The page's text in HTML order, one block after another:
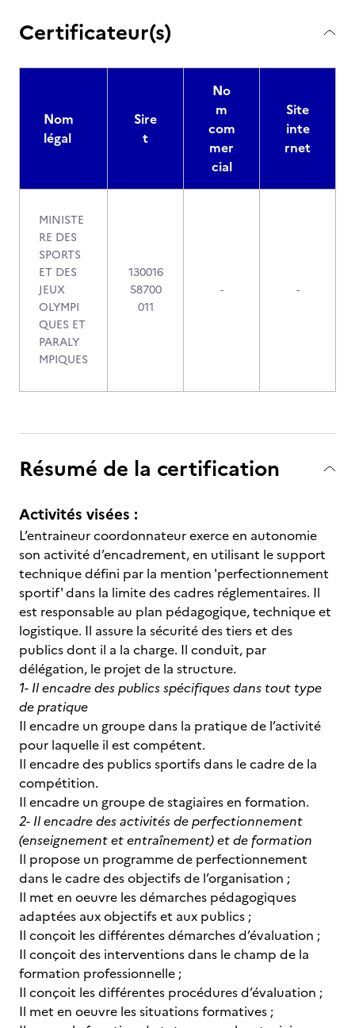
Certificateur(s)
Nom
légal
Sire
t
No
m
com
mer
cial
Site
inte
rnet
MINISTE
RE DES
SPORTS
ET DES
JEUX
OLYMPI
QUES ET
PARALY
MPIQUES
130016
58700
011
- -
Résumé de la certification
Activités visées :
L’entraineur coordonnateur exerce en autonomie
son activité d’encadrement, en utilisant le support
technique défini par la mention 'perfectionnement
sportif' dans la limite des cadres réglementaires. Il
est responsable au plan pédagogique, technique et
logistique. Il assure la sécurité des tiers et des
publics dont il a la charge. Il conduit, par
délégation, le projet de la structure.
1- Il encadre des publics spécifiques dans tout type
de pratique
Il encadre un groupe dans la pratique de l’activité
pour laquelle il est compétent.
Il encadre des publics sportifs dans le cadre de la
compétition.
Il encadre un groupe de stagiaires en formation.
2- Il encadre des activités de perfectionnement
(enseignement et entraînement) et de formation
Il propose un programme de perfectionnement
dans le cadre des objectifs de l’organisation ;
Il met en oeuvre les démarches pédagogiques
adaptées aux objectifs et aux publics ;
Il conçoit les différentes démarches d’évaluation ;
Il conçoit des interventions dans le champ de la
formation professionnelle ;
Il conçoit les différentes procédures d’évaluation ;
Il met en oeuvre les situations formatives ;